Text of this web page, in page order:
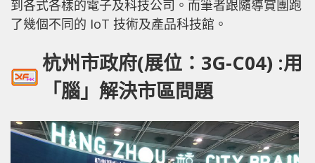
到各式各樣的電子及科技公司。而筆者跟隨導賞團跑
了幾個不同的 IoT 技術及產品科技館。
杭州市政府(展位：3G-C04) :用
「腦」解決市區問題